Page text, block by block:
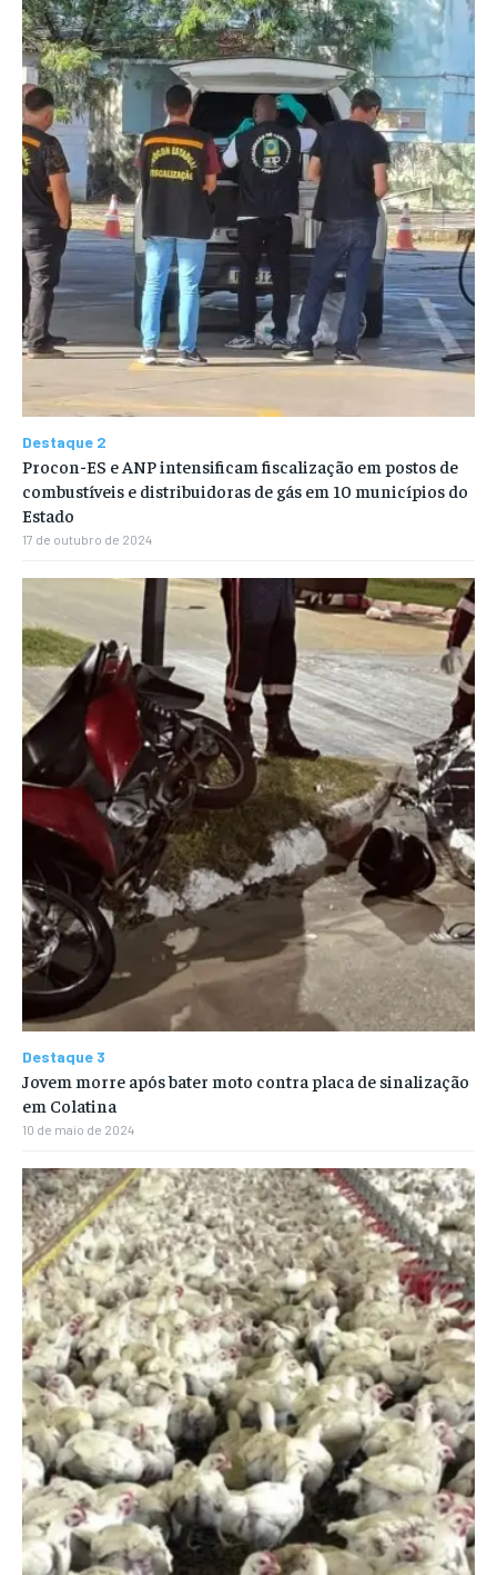
Destaque 2
Procon-ES e ANP intensificam fiscalização em postos de
combustíveis e distribuidoras de gás em 10 municípios do
Estado
17 de outubro de 2024
Destaque 3
Jovem morre após bater moto contra placa de sinalização
em Colatina
10 de maio de 2024